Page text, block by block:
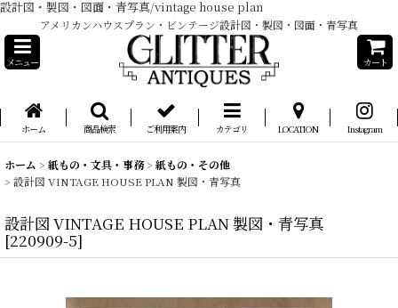
設計図・製図・図面・青写真/vintage house plan
アメリカンハウスプラン・ビンテージ設計図・製図・図面・青写真
メニュー カート
ホーム 商品検索 ご利用案内 カテゴリ LOCATION Instagram
ホーム > 紙もの・文具・事務> 紙もの・その他
> 設計図 VINTAGE HOUSE PLAN 製図・青写真
設計図 VINTAGE HOUSE PLAN 製図・青写真
[220909-5]